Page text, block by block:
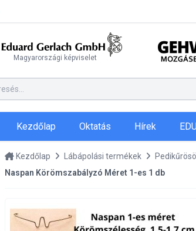
Magyarországi képviselet
Kezdőlap Oktatás Hírek
Kezdőlap Lábápolási termékek
Naspan Körömszabályzó Méret 1-es 1 db